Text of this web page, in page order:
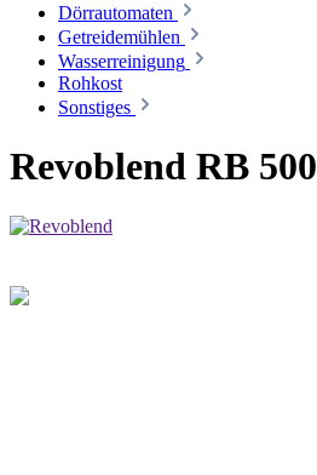
Dörrautomaten
Getreidemühlen
Wasserreinigung
Rohkost
Sonstiges
Revoblend RB 500